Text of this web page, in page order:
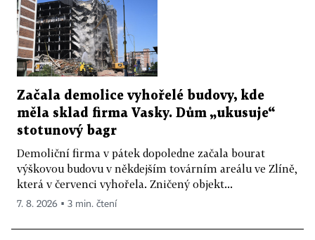
Začala demolice vyhořelé budovy, kde
měla sklad firma Vasky. Dům „ukusuje“
stotunový bagr
Demoliční firma v pátek dopoledne začala bourat
výškovou budovu v někdejším továrním areálu ve Zlíně,
která v červenci vyhořela. Zničený objekt...
7. 8. 2026 ▪ 3 min. čtení